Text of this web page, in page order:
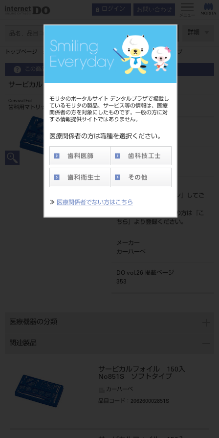
モリタのポータルサイト デンタルプラザで掲載し
ているモリタの製品、サービス等の情報は、医療
関係者の方を対象にしたものです。一般の方に対
する情報提供サイトではありません。
医療関係者の方は職種を選択ください。
≫ 医療関係者でない方はこちら
ログイン お問い合わせ
メニュー
詳細
トップページ サービカルフォイル 150入 No855S ソフトタイプ
この商品に関するお問い合わせ
サービカルフォイル 150入 No855S ソフトタイプ
Cervival Foil
歯科用マトリックスバンド
206260002855S
JAN/EANコード
標準価格
ログイン
』してご
覧ください。
ネット会員登録がまだの方は『
こ
ちら
』より登録ください。
メーカー
カーハーベ
DO vol.26 掲載ページ
353
医療機器の分類
関連製品
サービカルフォイル 150入
No851S ソフトタイプ
カーハーベ
品目コード ：206260002851S